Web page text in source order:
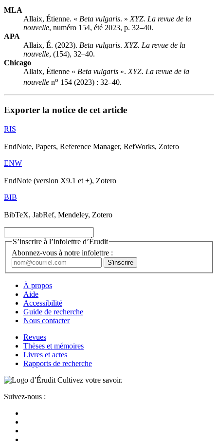
MLA
Allaix, Étienne. « Beta vulgaris. » XYZ. La revue de la
nouvelle, numéro 154, été 2023, p. 32–40.
APA
Allaix, É. (2023). Beta vulgaris. XYZ. La revue de la
nouvelle, (154), 32–40.
Chicago
Allaix, Étienne « Beta vulgaris ». XYZ. La revue de la
nouvelle no 154 (2023) : 32–40.
Exporter la notice de cet article
RIS
EndNote, Papers, Reference Manager, RefWorks, Zotero
ENW
EndNote (version X9.1 et +), Zotero
BIB
BibTeX, JabRef, Mendeley, Zotero
S’inscrire à l’infolettre d’Érudit
Abonnez-vous à notre infolettre :
À propos
Aide
Accessibilité
Guide de recherche
Nous contacter
Revues
Thèses et mémoires
Livres et actes
Rapports de recherche
Cultivez votre savoir.
Suivez-nous :